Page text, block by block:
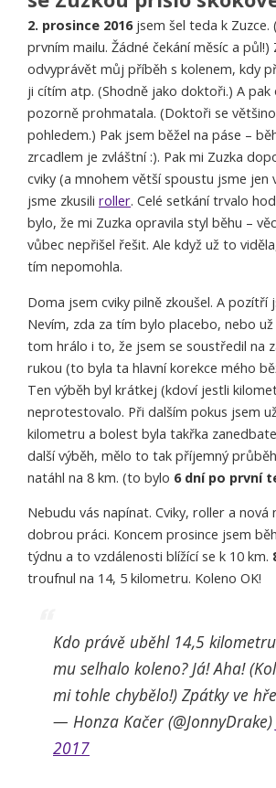
2. prosince 2016jsem šel teda k Zuzce.
prvním mailu. Žádné čekání měsíc a půl!)
odvyprávět můj příběh s kolenem, kdy
ji cítím atp. (Shodně jako doktoři.) A pak
pozorně prohmatala. (Doktoři se
pohledem.) Pak jsem běžel na páse –
zrcadlem je zvláštní :). Pak mi Zuzka
cviky (a mnohem větší spoustu jsme jen
jsme zkusili roller. Celé setkání trvalo
bylo, že mi Zuzka opravila styl běhu –
vůbec nepřišel řešit. Ale když už to
tím nepomohla.
Doma jsem cviky pilně zkoušel. A pozítří
Nevím, zda za tím bylo placebo, nebo
tom hrálo i to, že jsem se soustředil na
rukou (to byla ta hlavní korekce mého
Ten výběh byl krátkej (kdoví jestli
neprotestovalo. Při dalším pokus jsem
kilometru a bolest byla takřka
další výběh, mělo to tak příjemný
natáhl na 8 km. (to bylo 6 dní po první
Nebudu vás napínat. Cviky, roller a nová
dobrou práci. Koncem prosince jsem
týdnu a to vzdálenosti blížící se k 10 km.
troufnul na 14, 5 kilometru. Koleno OK!
Kdo právě uběhl 14,5
mu selhalo koleno? Já! Aha!
mi tohle chybělo!) Zpátky ve
— Honza Kačer (@JonnyDrake)
2017